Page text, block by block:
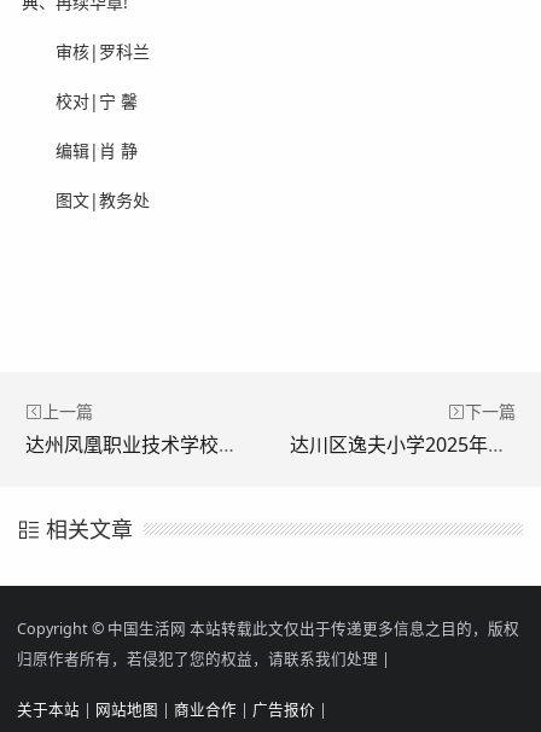
审核|罗科兰
校对|宁 馨
编辑|肖 静
图文|教务处
上一篇
达州凤凰职业技术学校举行第23届冬季运动会开幕式
下一篇
达川区逸夫小学2025年秋季运动会圆满落幕
相关文章
Copyright © 中国生活网 本站转载此文仅出于传递更多信息之目的，版权
归原作者所有，若侵犯了您的权益，请联系我们处理 |
关于本站 | 网站地图 | 商业合作 | 广告报价 |